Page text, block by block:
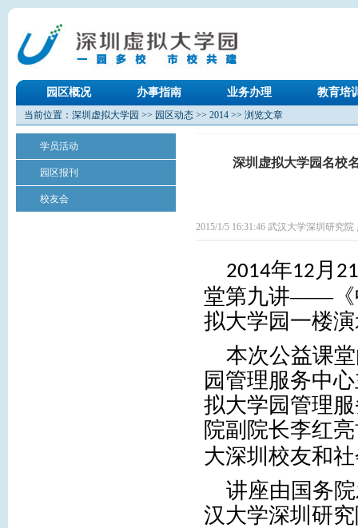
园区概况 办事指南 业务办理 教育培
当前位置： 深圳虚拟大学园 >> 园区动态 >> 2014 >> 浏览文章
学员活动
园区报刊
校友会
深圳虚拟大学园名校
2015/1/5 16:31:46 武汉大学深圳研究院
2014年12月 21
堂第九讲——《
拟大学园一楼
本次公益课
园管理服务中
拟大学园管理
院副院长李红
大深圳校友和
讲座由国务
汉大学深圳研